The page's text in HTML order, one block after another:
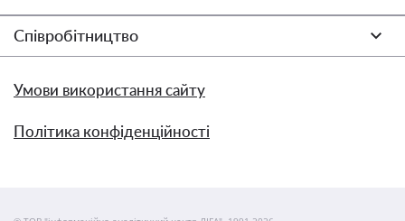
Співробітництво
Умови використання сайту
Політика конфіденційності